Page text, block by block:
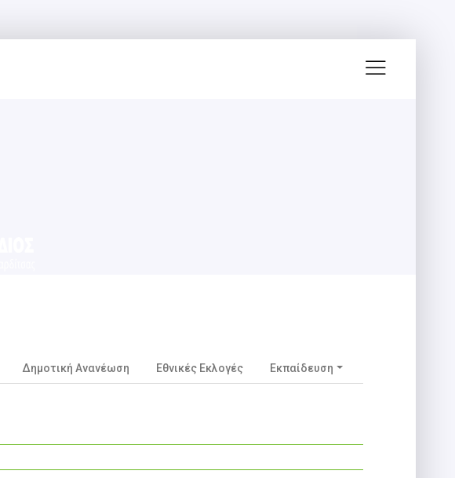
Δημοτική Ανανέωση Εθνικές Εκλογές Εκπαίδευση